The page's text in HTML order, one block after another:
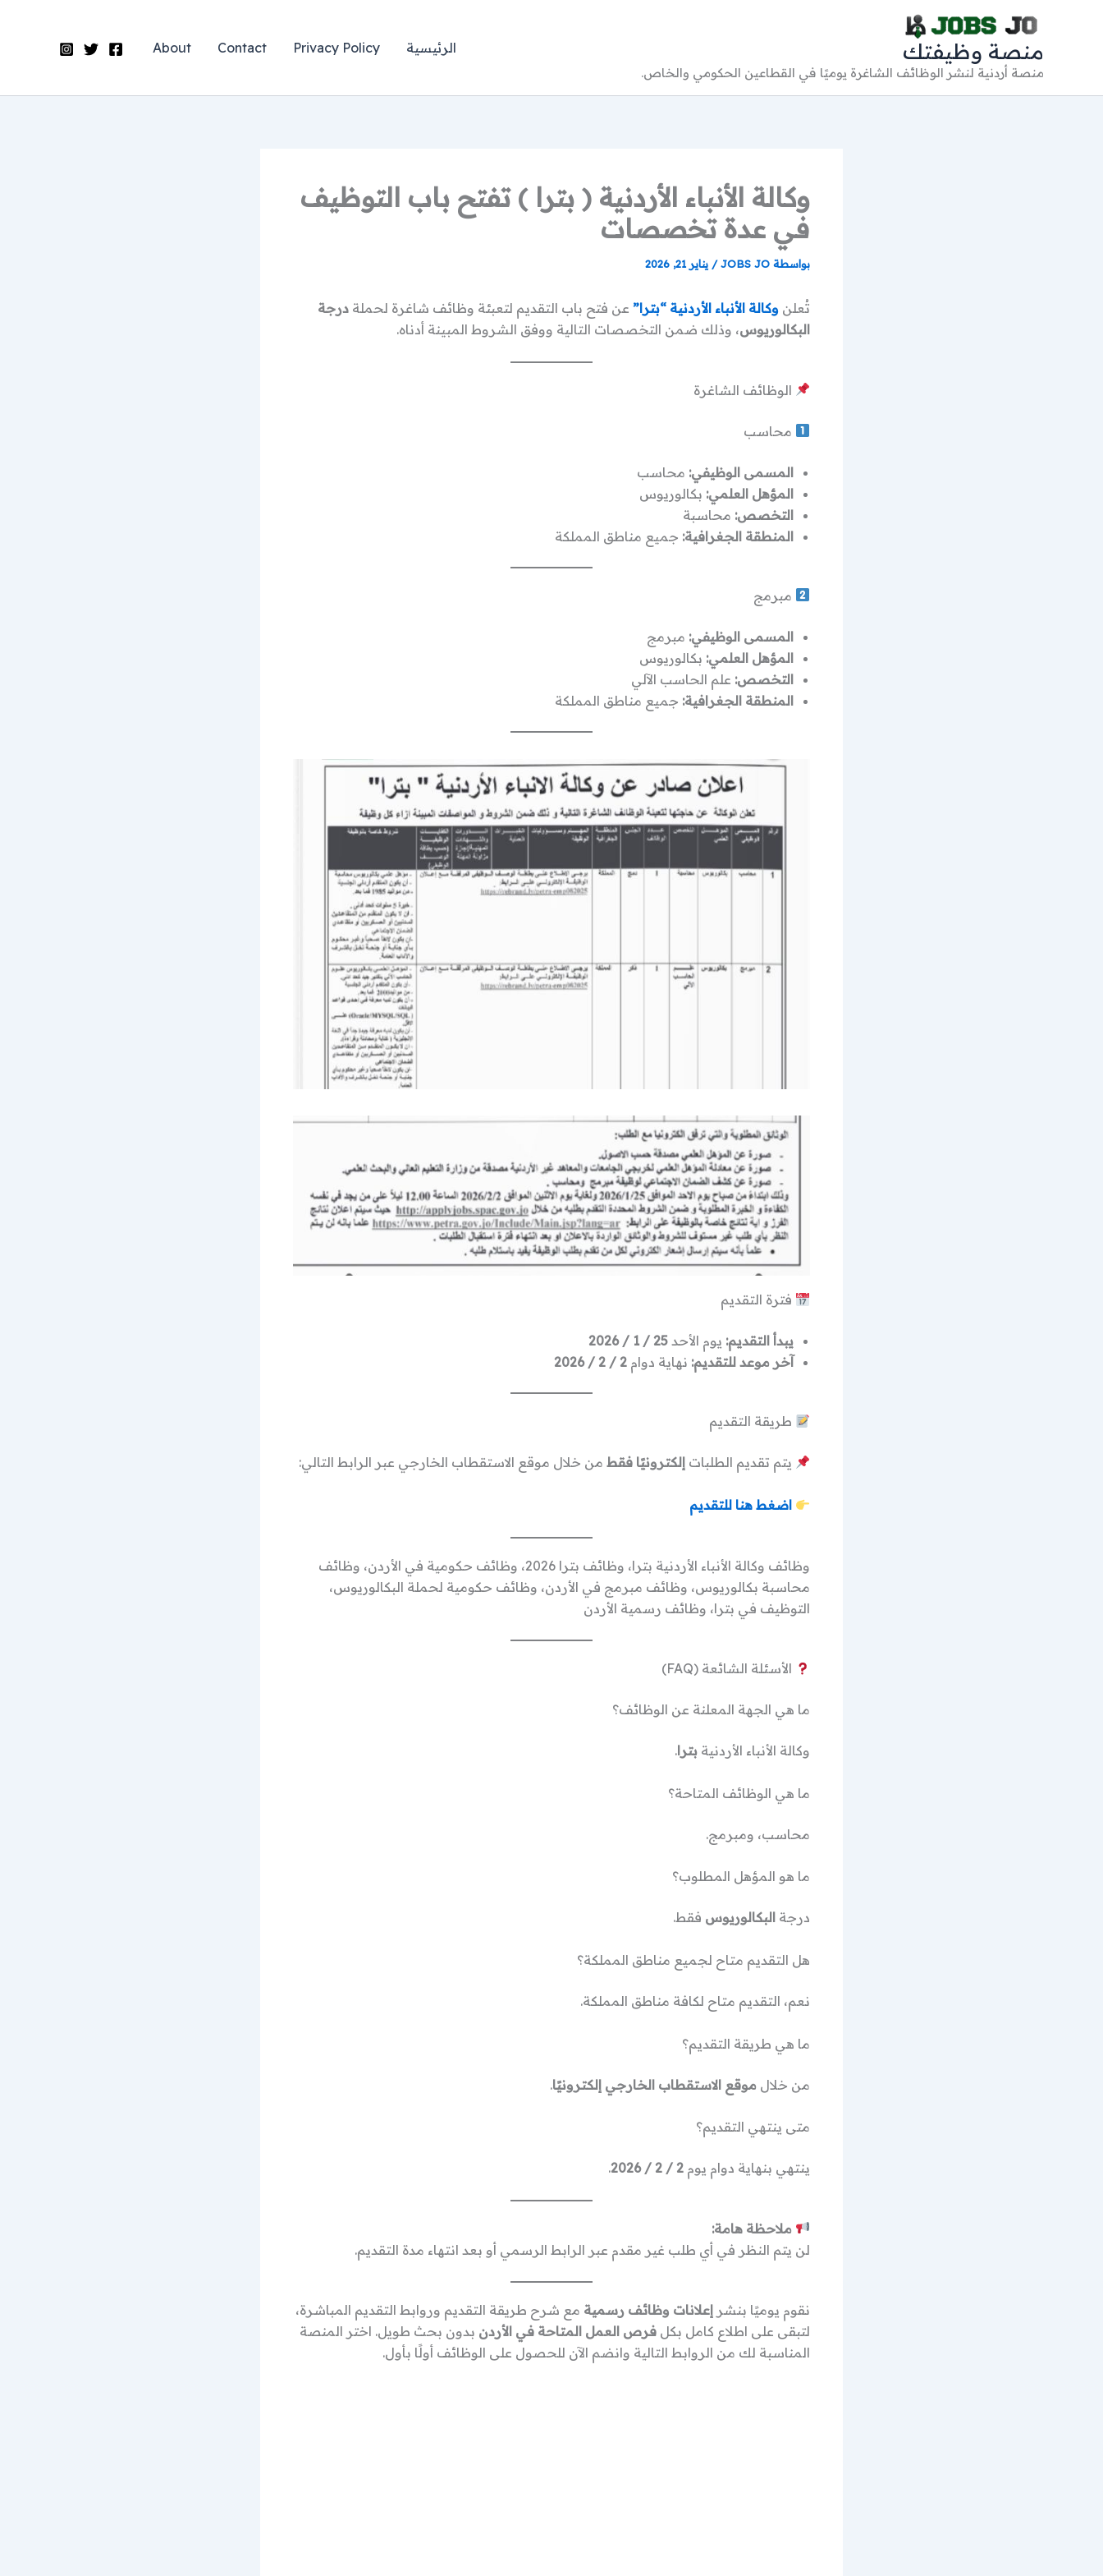
منصة وظيفتك
منصة أردنية لنشر الوظائف الشاغرة يوميًا في القطاعين الحكومي والخاص.
الرئيسية Privacy Policy
Contact
About
وكالة الأنباء الأردنية ( بترا ) تفتح باب التوظيف
في عدة تخصصات
بواسطة JOBS JO
/ يناير 21, 2026
تُعلن وكالة الأنباء الأردنية “بترا” عن فتح باب التقديم لتعبئة وظائف شاغرة لحملة درجة
البكالوريوس، وذلك ضمن التخصصات التالية ووفق الشروط المبينة أدناه.
الوظائف الشاغرة
محاسب
المسمى الوظيفي: محاسب
المؤهل العلمي: بكالوريوس
التخصص: محاسبة
المنطقة الجغرافية: جميع مناطق المملكة
مبرمج
المسمى الوظيفي: مبرمج
المؤهل العلمي: بكالوريوس
التخصص: علم الحاسب الآلي
المنطقة الجغرافية: جميع مناطق المملكة
فترة التقديم
يبدأ التقديم: يوم الأحد 25 / 1 / 2026
آخر موعد للتقديم: نهاية دوام 2 / 2 / 2026
طريقة التقديم
يتم تقديم الطلبات إلكترونيًا فقط من خلال موقع الاستقطاب الخارجي عبر الرابط التالي:
اضغط هنا للتقديم
وظائف وكالة الأنباء الأردنية بترا، وظائف بترا 2026، وظائف حكومية في الأردن، وظائف
محاسبة بكالوريوس، وظائف مبرمج في الأردن، وظائف حكومية لحملة البكالوريوس،
التوظيف في بترا، وظائف رسمية الأردن
الأسئلة الشائعة (FAQ)
ما هي الجهة المعلنة عن الوظائف؟
وكالة الأنباء الأردنية بترا.
ما هي الوظائف المتاحة؟
محاسب، ومبرمج.
ما هو المؤهل المطلوب؟
درجة البكالوريوس فقط.
هل التقديم متاح لجميع مناطق المملكة؟
نعم، التقديم متاح لكافة مناطق المملكة.
ما هي طريقة التقديم؟
من خلال موقع الاستقطاب الخارجي إلكترونيًا.
متى ينتهي التقديم؟
ينتهي بنهاية دوام يوم 2 / 2 / 2026
.
ملاحظة هامة:
لن يتم النظر في أي طلب غير مقدم عبر الرابط الرسمي أو بعد انتهاء مدة التقديم.
نقوم يوميًا بنشر إعلانات وظائف رسمية مع شرح طريقة التقديم وروابط التقديم المباشرة،
لتبقى على اطلاع كامل بكل فرص العمل المتاحة في الأردن بدون بحث طويل. اختر المنصة
المناسبة لك من الروابط التالية وانضم الآن للحصول على الوظائف أولًا بأول.